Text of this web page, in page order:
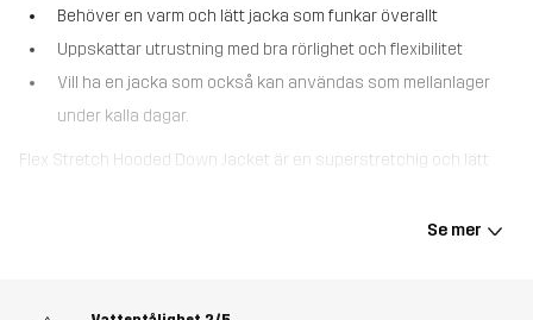
Behöver en varm och lätt jacka som funkar överallt
Uppskattar utrustning med bra rörlighet och flexibilitet
Vill ha en jacka som också kan användas som mellanlager
under kalla dagar.
Flex Stretch Hooded Down Jacket är en superstretchig och lätt
Se mer